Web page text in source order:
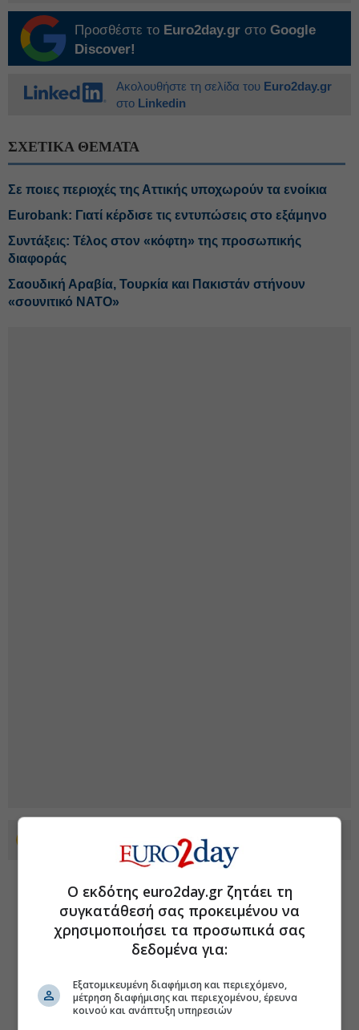
Προσθέστε το Euro2day.gr στο Google
Discover!
Ακολουθήστε τη σελίδα του Euro2day.gr
στο Linkedin
ΣΧΕΤΙΚΑ ΘΕΜΑΤΑ
Σε ποιες περιοχές της Αττικής υποχωρούν τα ενοίκια
Eurobank: Γιατί κέρδισε τις εντυπώσεις στο εξάμηνο
Συντάξεις: Τέλος στον «κόφτη» της προσωπικής
διαφοράς
Σαουδική Αραβία, Τουρκία και Πακιστάν στήνουν
«σουνιτικό ΝΑΤΟ»
Προσθέστε το euro2day.gr στο Discover
Ο εκδότης euro2day.gr ζητάει τη
συγκατάθεσή σας προκειμένου να
χρησιμοποιήσει τα προσωπικά σας
δεδομένα για:
Εξατομικευμένη διαφήμιση και περιεχόμενο,
μέτρηση διαφήμισης και περιεχομένου, έρευνα
κοινού και ανάπτυξη υπηρεσιών